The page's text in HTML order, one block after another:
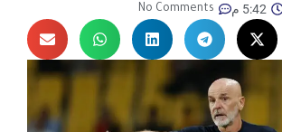
5:42 م No Comments